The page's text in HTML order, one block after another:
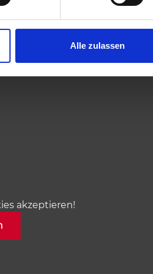
Alle zulassen
akzeptieren!